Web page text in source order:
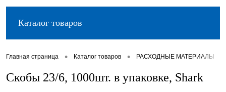
Каталог товаров
Главная страница • Каталог товаров • РАСХОДНЫЕ МАТЕРИАЛЫ
Скобы 23/6, 1000шт. в упаковке, Shark